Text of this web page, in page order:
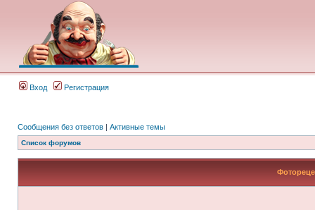
Вход Регистрация
Сообщения без ответов | Активные темы
Список форумов